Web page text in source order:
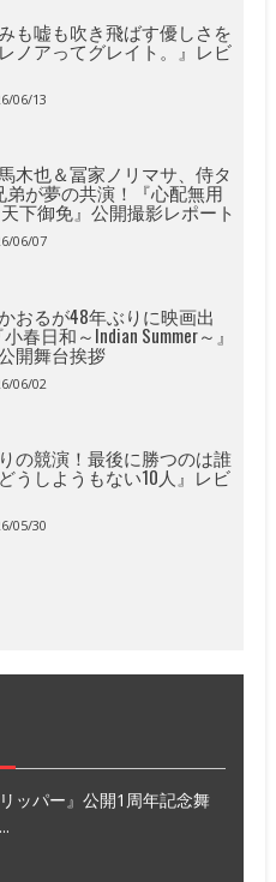
も嘘も吹き飛ばす優しさを
ノアってグレイト。』レビ
06/13
木也＆冨家ノリマサ、侍タ
弟が夢の共演！『心配無用
天下御免』公開撮影レポート
06/07
おるが48年ぶりに映画出
春日和～Indian Summer～』
開舞台挨拶
06/02
の競演！最後に勝つのは誰
うしようもない10人』レビ
05/30
ッパー』公開1周年記念舞